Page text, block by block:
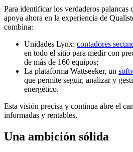
Para identificar los verdaderos
apoya ahora en la experiencia de
combina:
Unidades Lynx: contadores
en todo el sitio para medir con
de más de 160 equipos;
La plataforma Wattseeker, un
que permite seguir, analizar y
energético.
Esta visión precisa y continua abre el
informadas y rentables.
Una ambición sólida